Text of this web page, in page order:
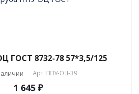
ГОСТ 8732-78 57*3,5/125
Арт. ППУ-ОЦ-39
1 645 ₽